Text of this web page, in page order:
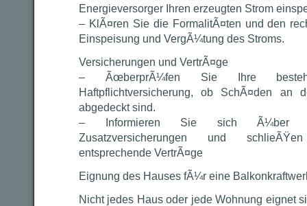
Energieversorger Ihren erzeugten Strom
– KlÃ¤ren Sie die FormalitÃ¤ten und den
Einspeisung und VergÃ¼tung des Stroms.
Versicherungen und VertrÃ¤ge
– ÃœberprÃ¼fen Sie Ihre
Haftpflichtversicherung, ob SchÃ¤den an
abgedeckt sind.
– Informieren Sie sich Ã¼ber
Zusatzversicherungen und
entsprechende VertrÃ¤ge
Eignung des Hauses fÃ¼r eine
Nicht jedes Haus oder jede Wohnung eignet